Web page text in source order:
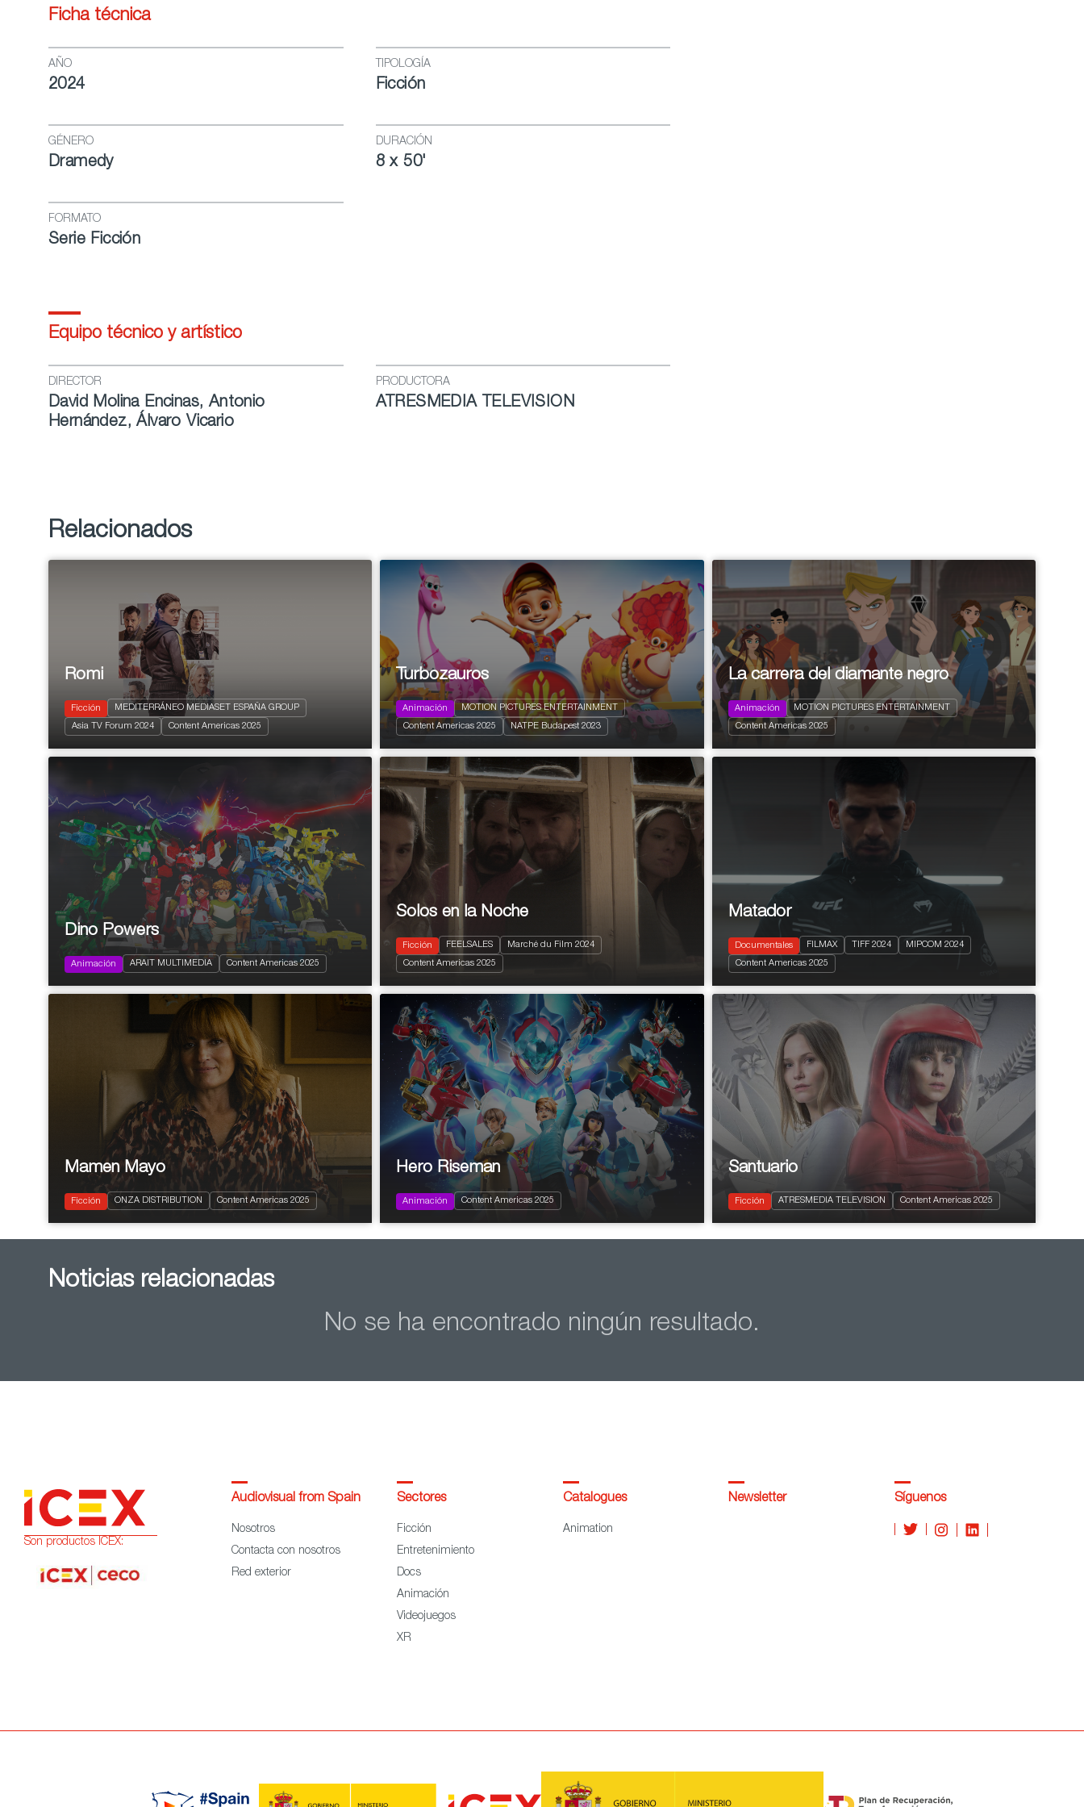
Ficha técnica
AÑO
2024
TIPOLOGÍA
Ficción
GÉNERO
Dramedy
DURACIÓN
8 x 50'
FORMATO
Serie Ficción
Equipo técnico y artístico
DIRECTOR
David Molina Encinas, Antonio
Hernández, Álvaro Vicario
PRODUCTORA
ATRESMEDIA TELEVISION
Relacionados
2024 8 X 70'
Drama
Romi
Ficción MEDITERRÁNEO MEDIASET ESPAÑA GROUP
Asia TV Forum 2024 Content Americas 2025
2024 156 x 7' FamilyKids
Comedia
Turbozauros
Animación MOTION PICTURES ENTERTAINMENT
Content Americas 2025 NATPE Budapest 2023
La carrera del diamante negro
2024 156 x 7' + 7 years
La carrera del diamante negro
Animación MOTION PICTURES ENTERTAINMENT
Content Americas 2025
2024
116x11’ (26x11’ + 32x11’ + 26x11’ +
32x15')
Family
Infantil y Juvenil
Dino Powers
Animación ARAIT MULTIMEDIA Content Americas 2025
2024 85'
Drama
Solos en la Noche
Ficción FEELSALES Marché du Film 2024
Content Americas 2025
2024 95'
Sports
Matador
Documentales FILMAX TIFF 2024 MIPCOM 2024
Content Americas 2025
8x30'
Comedia
Mamen Mayo
Ficción ONZA DISTRIBUTION Content Americas 2025
78x11’ (26x11’ + 26x11’ + 26x11’) Family
Infantil y Juvenil
Hero Riseman
Animación Content Americas 2025
2024 8 x 50’
Drama
Santuario
Ficción ATRESMEDIA TELEVISION Content Americas 2025
Noticias relacionadas
No se ha encontrado ningún resultado.
Son productos ICEX:
Audiovisual from Spain
Nosotros
Contacta con nosotros
Red exterior
Sectores
Ficción
Entretenimiento
Docs
Animación
Videojuegos
XR
Catalogues
Animation
Newsletter Síguenos